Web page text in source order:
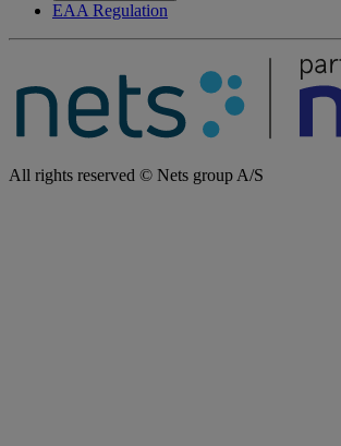
EAA Regulation
All rights reserved © Nets group A/S